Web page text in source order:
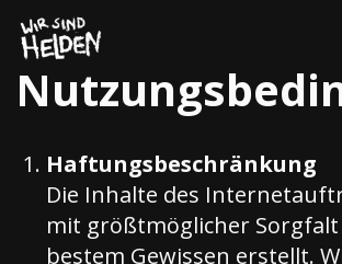
Zum
Inhalt
springen
Haftungsbeschränkung
Die Inhalte des
mit größtmöglicher Sorgfalt
bestem Gewissen erstellt.